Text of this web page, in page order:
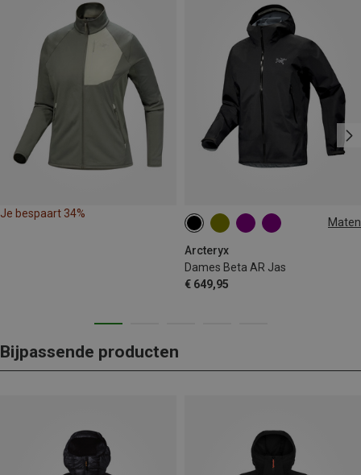
Je bespaart 34%
Maten
Arcteryx
Dames Beta AR Jas
€ 649,95
XS S M
Bijpassende producten